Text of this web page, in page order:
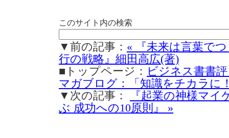
このサイト内の検索
▼前の記事： « 『未来は言葉で
行の戦略』細田高広(著)
■トップページ： ビジネス書書
マガブログ：「知識をチカラに
▼次の記事：
『起業の神様マイ
ぶ 成功への10原則』 »